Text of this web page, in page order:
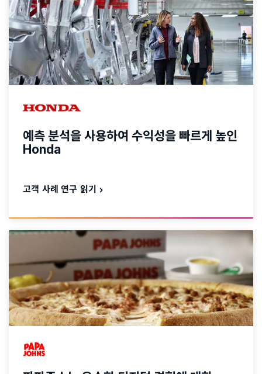
예측 분석을 사용하여 수익성을 빠르게 높인
Honda
고객 사례 연구 읽기